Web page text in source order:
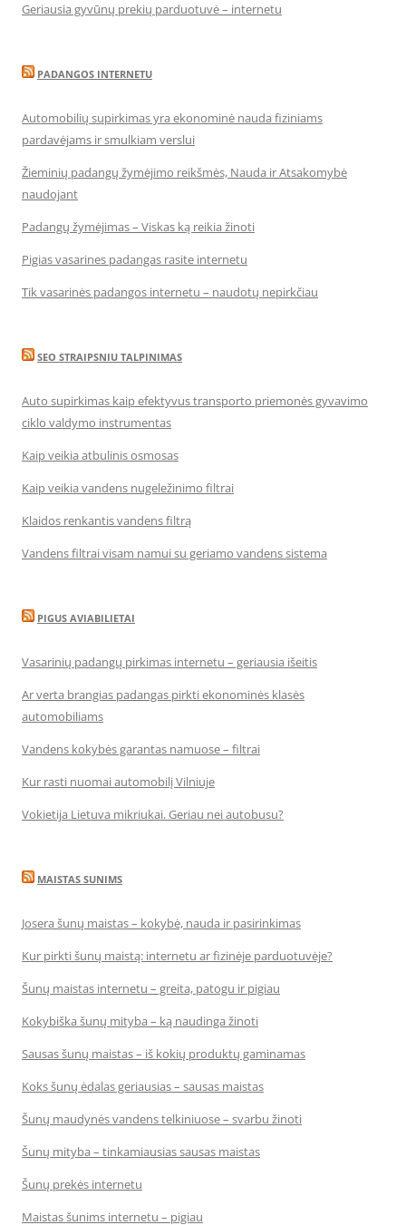
Geriausia gyvūnų prekių parduotuvė – internetu
PADANGOS INTERNETU
Automobilių supirkimas yra ekonominė nauda fiziniams
pardavėjams ir smulkiam verslui
Žieminių padangų žymėjimo reikšmės, Nauda ir Atsakomybė
naudojant
Padangų žymėjimas – Viskas ką reikia žinoti
Pigias vasarines padangas rasite internetu
Tik vasarinės padangos internetu – naudotų nepirkčiau
SEO STRAIPSNIU TALPINIMAS
Auto supirkimas kaip efektyvus transporto priemonės gyvavimo
ciklo valdymo instrumentas
Kaip veikia atbulinis osmosas
Kaip veikia vandens nugeležinimo filtrai
Klaidos renkantis vandens filtrą
Vandens filtrai visam namui su geriamo vandens sistema
PIGUS AVIABILIETAI
Vasarinių padangų pirkimas internetu – geriausia išeitis
Ar verta brangias padangas pirkti ekonominės klasės
automobiliams
Vandens kokybės garantas namuose – filtrai
Kur rasti nuomai automobilį Vilniuje
Vokietija Lietuva mikriukai. Geriau nei autobusu?
MAISTAS SUNIMS
Josera šunų maistas – kokybė, nauda ir pasirinkimas
Kur pirkti šunų maistą: internetu ar fizinėje parduotuvėje?
Šunų maistas internetu – greita, patogu ir pigiau
Kokybiška šunų mityba – ką naudinga žinoti
Sausas šunų maistas – iš kokių produktų gaminamas
Koks šunų ėdalas geriausias – sausas maistas
Šunų maudynės vandens telkiniuose – svarbu žinoti
Šunų mityba – tinkamiausias sausas maistas
Šunų prekės internetu
Maistas šunims internetu – pigiau